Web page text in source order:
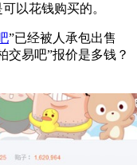
以花钱购买的。
”已经被人承包出售
交易吧”报价是多钱？